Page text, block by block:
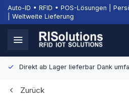
Auto-ID • RFID • POS-Lösungen |
| Weltweite Lieferung
Direkt ab Lager lieferbar Dank
Zurück